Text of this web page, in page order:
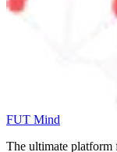
FUT Mind
The ultimate platform